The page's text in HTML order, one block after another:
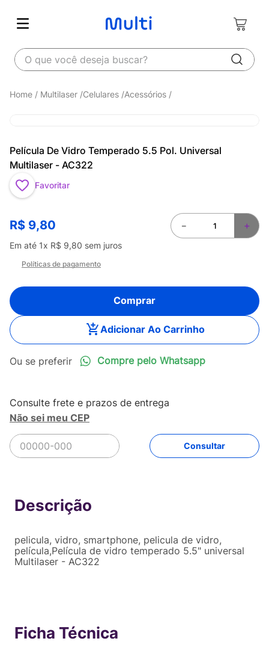
O que você deseja buscar?
Multilaser Celulares Acessórios
Película De Vidro Temperado 5.5 Pol. Universal
Multilaser - AC322
Favoritar
R$ 9,80
Em até 1x R$ 9,80 sem juros
＋
－
Políticas de pagamento
Comprar
Adicionar Ao Carrinho
Compre pelo Whatsapp
Não sei meu CEP
R$9,80
,80
pelicula, vidro, smartphone, pelicula de vidro,
película,Película de vidro temperado 5.5" universal
Multilaser - AC322
Ficha Técnica